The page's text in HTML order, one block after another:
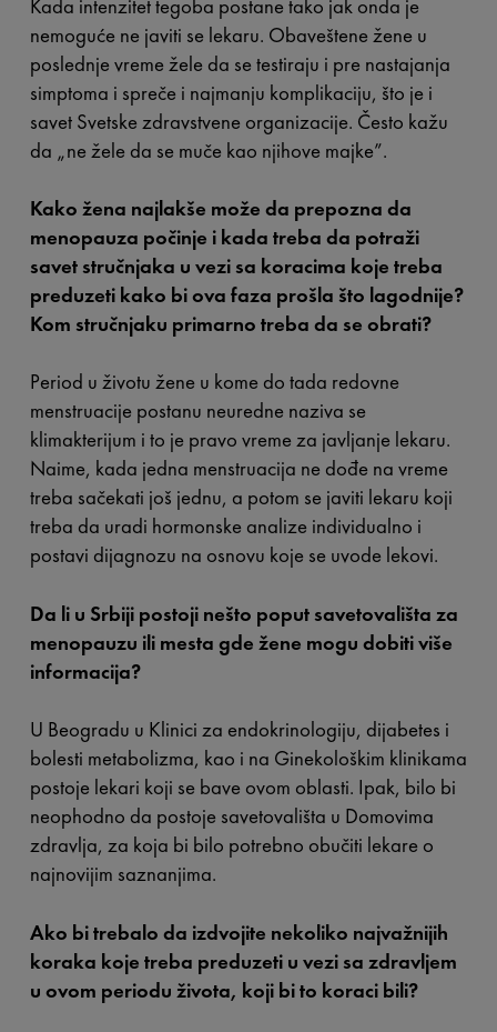
Kada intenzitet tegoba postane tako jak onda je
nemoguće ne javiti se lekaru. Obaveštene žene u
poslednje vreme žele da se testiraju i pre nastajanja
simptoma i spreče i najmanju komplikaciju, što je i
savet Svetske zdravstvene organizacije. Često kažu
da „ne žele da se muče kao njihove majke”.
Kako žena najlakše može da prepozna da
menopauza počinje i kada treba da potraži
savet stručnjaka u vezi sa koracima koje treba
preduzeti kako bi ova faza prošla što lagodnije?
Kom stručnjaku primarno treba da se obrati?
Period u životu žene u kome do tada redovne
menstruacije postanu neuredne naziva se
klimakterijum i to je pravo vreme za javljanje lekaru.
Naime, kada jedna menstruacija ne dođe na vreme
treba sačekati još jednu, a potom se javiti lekaru koji
treba da uradi hormonske analize individualno i
postavi dijagnozu na osnovu koje se uvode lekovi.
Da li u Srbiji postoji nešto poput savetovališta za
menopauzu ili mesta gde žene mogu dobiti više
informacija?
U Beogradu u Klinici za endokrinologiju, dijabetes i
bolesti metabolizma, kao i na Ginekološkim klinikama
postoje lekari koji se bave ovom oblasti. Ipak, bilo bi
neophodno da postoje savetovališta u Domovima
zdravlja, za koja bi bilo potrebno obučiti lekare o
najnovijim saznanjima.
Ako bi trebalo da izdvojite nekoliko najvažnijih
koraka koje treba preduzeti u vezi sa zdravljem
u ovom periodu života, koji bi to koraci bili?